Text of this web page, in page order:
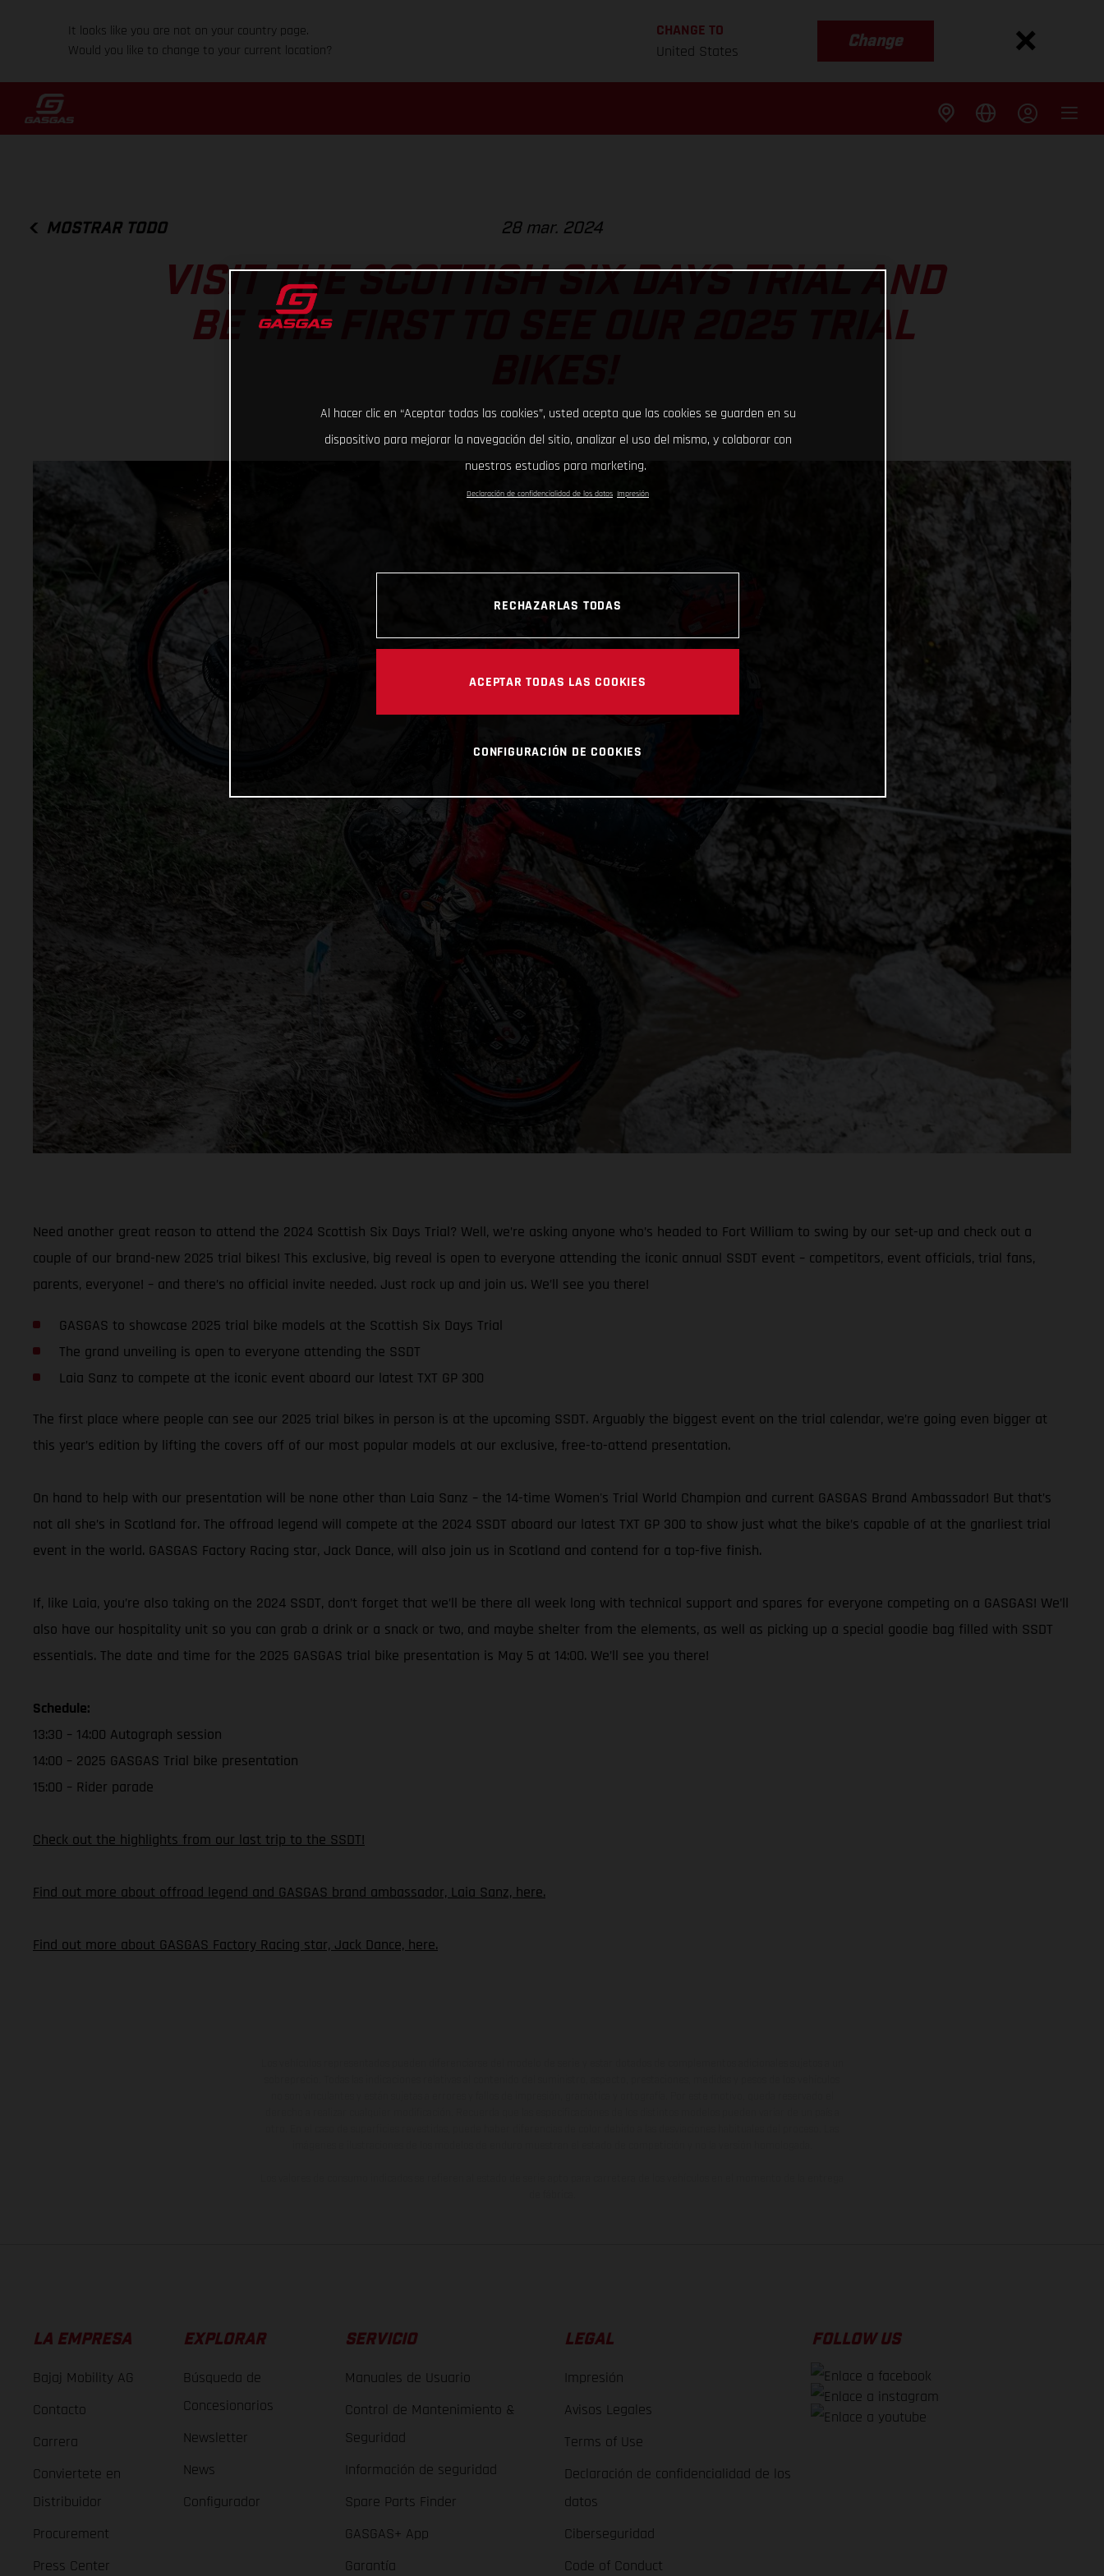
It looks like you are not on your country page.
Would you like to change to your current location?
CHANGE TO
United States
Change
MOSTRAR TODO 28 mar. 2024
VISIT THE SCOTTISH SIX DAYS TRIAL AND
BE THE FIRST TO SEE OUR 2025 TRIAL
Need another great reason to attend the 2024 Scottish Six Days Trial? Well, we’re asking anyone who’s headed to Fort William to swing by our set-up and check out a
couple of our brand-new 2025 trial bikes! This exclusive, big reveal is open to everyone attending the iconic annual SSDT event – competitors, event officials, trial fans,
parents, everyone! – and there’s no official invite needed. Just rock up and join us. We’ll see you there!
GASGAS to showcase 2025 trial bike models at the Scottish Six Days Trial
The grand unveiling is open to everyone attending the SSDT
Laia Sanz to compete at the iconic event aboard our latest TXT GP 300
The first place where people can see our 2025 trial bikes in person is at the upcoming SSDT. Arguably the biggest event on the trial calendar, we’re going even bigger at
this year’s edition by lifting the covers off of our most popular models at our exclusive, free-to-attend presentation.
On hand to help with our presentation will be none other than Laia Sanz – the 14-time Women's Trial World Champion and current GASGAS Brand Ambassador! But that’s
not all she’s in Scotland for. The offroad legend will compete at the 2024 SSDT aboard our latest TXT GP 300 to show just what the bike’s capable of at the gnarliest trial
event in the world. GASGAS Factory Racing star, Jack Dance, will also join us in Scotland and contend for a top-five finish.
If, like Laia, you’re also taking on the 2024 SSDT, don’t forget that we’ll be there all week long with technical support and spares for everyone competing on a GASGAS! We’ll
also have our hospitality unit so you can grab a drink or a snack or two, and maybe shelter from the elements, as well as picking up a special goodie bag filled with SSDT
essentials. The date and time for the 2025 GASGAS trial bike presentation is May 5 at 14:00. We’ll see you there!
Schedule:
13:30 – 14:00 Autograph session
14:00 – 2025 GASGAS Trial bike presentation
15:00 – Rider parade
Check out the highlights from our last trip to the SSDT!
Find out more about offroad legend and GASGAS brand ambassador, Laia Sanz, here.
Find out more about GASGAS Factory Racing star, Jack Dance, here.
LA EMPRESA
Bajaj Mobility AG
Contacto
Carrera
Conviertete en
Distribuidor
Procurement
Press Center
EXPLORAR
Búsqueda de
Concesionarios
Newsletter
News
Configurador
SERVICIO
Manuales de Usuario
Control de Mantenimiento &
Seguridad
Información de seguridad
Spare Parts Finder
GASGAS+ App
Garantía
LEGAL
Impresión
Avisos Legales
Terms of Use
Declaración de confidencialidad de los
datos
Ciberseguridad
Code of Conduct
FOLLOW US
Al hacer clic en “Aceptar todas las cookies”, usted acepta que las cookies se guarden en su
dispositivo para mejorar la navegación del sitio, analizar el uso del mismo, y colaborar con
nuestros estudios para marketing.
Declaración de confidencialidad de los datos Impresión
RECHAZARLAS TODAS
ACEPTAR TODAS LAS COOKIES
CONFIGURACIÓN DE COOKIES